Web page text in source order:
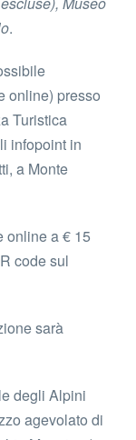
.
online) presso
Turistica
infopoint in
a Monte
online a € 15
code sul
sarà
degli Alpini
agevolato di